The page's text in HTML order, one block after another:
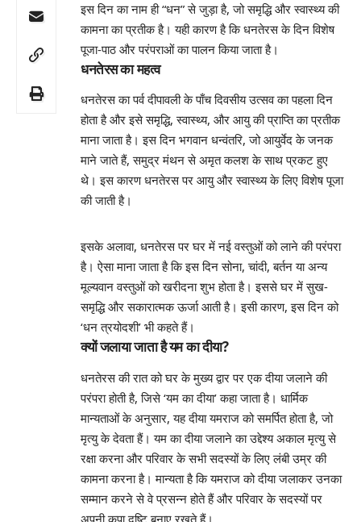
इस दिन का नाम ही “धन” से जुड़ा है, जो समृद्धि और स्वास्थ्य की
कामना का प्रतीक है। यही कारण है कि धनतेरस के दिन विशेष
पूजा-पाठ और परंपराओं का पालन किया जाता है।
धनतेरस का महत्व
धनतेरस का पर्व दीपावली के पाँच दिवसीय उत्सव का पहला दिन
होता है और इसे समृद्धि, स्वास्थ्य, और आयु की प्राप्ति का प्रतीक
माना जाता है। इस दिन भगवान धन्वंतरि, जो आयुर्वेद के जनक
माने जाते हैं, समुद्र मंथन से अमृत कलश के साथ प्रकट हुए
थे। इस कारण धनतेरस पर आयु और स्वास्थ्य के लिए विशेष पूजा
की जाती है।
इसके अलावा, धनतेरस पर घर में नई वस्तुओं को लाने की परंपरा
है। ऐसा माना जाता है कि इस दिन सोना, चांदी, बर्तन या अन्य
मूल्यवान वस्तुओं को खरीदना शुभ होता है। इससे घर में सुख-
समृद्धि और सकारात्मक ऊर्जा आती है। इसी कारण, इस दिन को
‘धन त्रयोदशी’ भी कहते हैं।
क्यों जलाया जाता है यम का दीया?
धनतेरस की रात को घर के मुख्य द्वार पर एक दीया जलाने की
परंपरा होती है, जिसे ‘यम का दीया’ कहा जाता है। धार्मिक
मान्यताओं के अनुसार, यह दीया यमराज को समर्पित होता है, जो
मृत्यु के देवता हैं। यम का दीया जलाने का उद्देश्य अकाल मृत्यु से
रक्षा करना और परिवार के सभी सदस्यों के लिए लंबी उम्र की
कामना करना है। मान्यता है कि यमराज को दीया जलाकर उनका
सम्मान करने से वे प्रसन्न होते हैं और परिवार के सदस्यों पर
अपनी कृपा दृष्टि बनाए रखते हैं।